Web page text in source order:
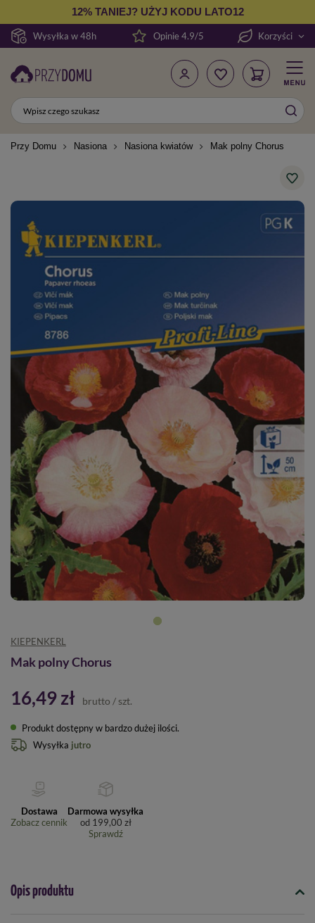
Wysyłka w 48h
12% TANIEJ? UŻYJ KODU LATO12
Opinie 4.9/5 Korzyści
Przy Domu Nasiona Nasiona kwiatów Mak polny Chorus
KIEPENKERL
Mak polny Chorus
16,49 zł brutto / szt.
Produkt dostępny w bardzo dużej ilości
Wysyłka jutro
Dostawa
Zobacz cennik
Darmowa wysyłka
od 199,00 zł
Sprawdź
Opis produktu